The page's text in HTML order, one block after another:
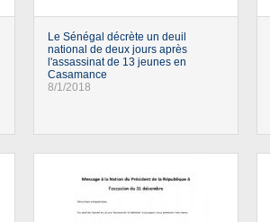
Le Sénégal décrète un deuil
national de deux jours après
l'assassinat de 13 jeunes en
Casamance
8/1/2018